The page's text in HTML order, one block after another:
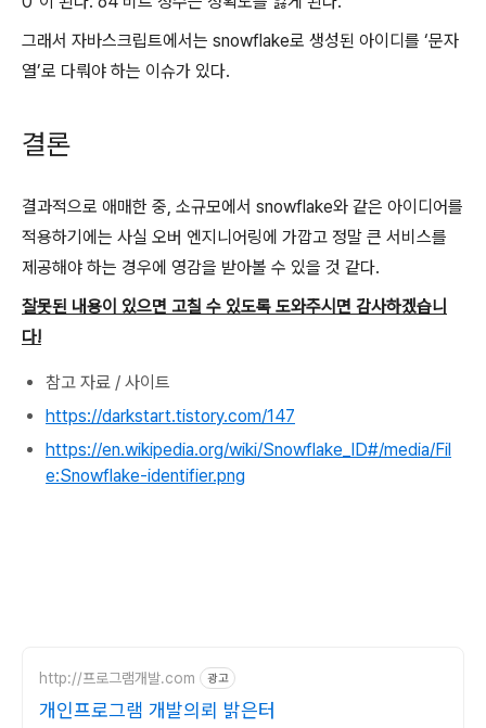
그래서 자바스크립트에서는 snowflake로 생성된 아이디를 ‘문자
열’로 다뤄야 하는 이슈가 있다.
결론
결과적으로 애매한 중, 소규모에서 snowflake와 같은 아이디어를
적용하기에는 사실 오버 엔지니어링에 가깝고 정말 큰 서비스를
제공해야 하는 경우에 영감을 받아볼 수 있을 것 같다.
잘못된 내용이 있으면 고칠 수 있도록 도와주시면 감사하겠습니
다!
참고 자료 / 사이트
https://darkstart.tistory.com/147
https://en.wikipedia.org/wiki/Snowflake_ID#/media/Fil
e:Snowflake-identifier.png
http://프로그램개발.com 광고
개인프로그램 개발의뢰 밝은터